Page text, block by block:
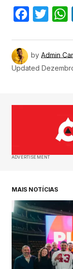
by Admin
Updated
ADVERTISEMENT
MAIS NOTÍCIAS